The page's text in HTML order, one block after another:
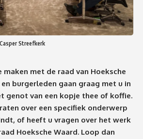
Streefkerk
met de raad van Hoeksche
en burgerleden gaan graag met u in
genot van een kopje thee of koffie.
over een specifiek onderwerp
of heeft u vragen over het werk
Hoeksche Waard. Loop dan